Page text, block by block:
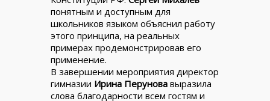
понятным и доступным для
школьников языком объяснил работу
этого принципа, на реальных
примерах продемонстрировав его
применение.
В завершении мероприятия директор
гимназии Ирина Перунова выразила
слова благодарности всем гостям и